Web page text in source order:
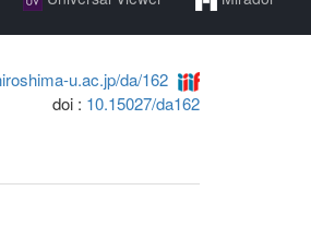
u.ac.jp/da/162
doi : 10.15027/da162